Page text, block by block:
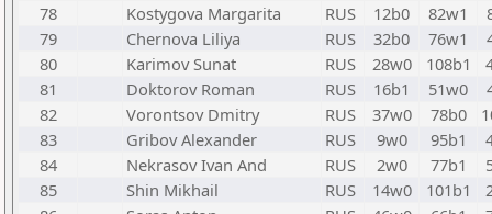
78
Kostygova Margarita RUS 12b0 82w1
79
Chernova Liliya RUS 32b0 76w1
80
Karimov Sunat RUS 28w0 108b1
81
Doktorov Roman RUS 16b1 51w0
82
Vorontsov Dmitry RUS 37w0 78b0
83
Gribov Alexander RUS 9w0 95b1
84
Nekrasov Ivan And RUS 2w0 77b1
85
Shin Mikhail RUS 14w0 101b1